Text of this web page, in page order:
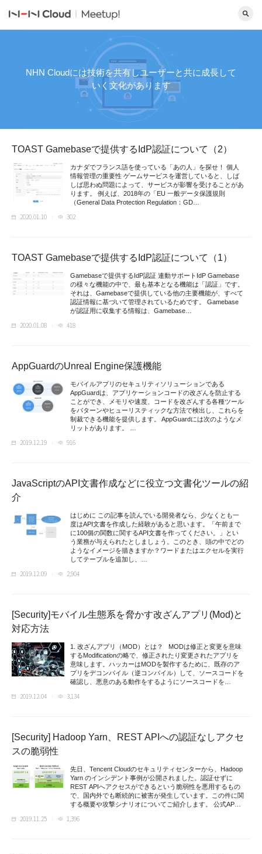
NHN Cloudには技術を共有しユーザーと共に成長して
いく文化があります
TOAST Gamebaseで提供するIdP認証について（2）
カナダでフランス語を使っている「あの人」を探せ！ 個人
情報管理の重要性 ゲームサービスを運営していると、しば
しば思わぬ問題によって、サービスが影響を受けることがあ
ります。 例えば、2018年の「EU 一般データ保護規則
（General Data Protection Regulation：GD…
2020.01.10 302
TOAST Gamebaseで提供するIdP認証について（1）
Gamebaseで提供するIdP認証 連動サポートIdP Gamebase
の様々な機能の中で、最も基本となる機能は「認証」です。
それは、Gamebaseで提供している他の主要機能が、すべて
認証情報に基づいて管理されているためです。 Gamebase
が認証用に収集する情報は、Gamebase…
2020.01.08 418
AppGuardのUnreal Engine保護機能
モバイルアプリのセキュリティソリューションである
AppGuardは、アプリケーションコードの改ざんを防止する
ことができ、メモリや速度、コードを改ざんする各種ツール
をパターンやヒューリスティックな方法で検出し、これらを
制裁できる機能を提供します。 AppGuardには次のようなメ
リットがあります。 …
2019.12.19 916
JavaScriptのAPI文書作成などに役立つ文書化ツールの紹
介
はじめに この記事を読んでいる開発者なら、少なくとも一
度はAPI文書を作成した経験があると思います。「午前まで
に100個の関数に関するAPI文書を作ってください。」とい
う業務が与えられたとしましょう。このとき、頭の中でどの
ようなイメージを描きますか？ワードまたはエクセルを実行
してテーブルを追加し、…
2019.12.09 2,904
[Security]モバイル生態系を脅かす改ざんアプリ(Mod)と
対応方法
1. 改ざんアプリ（MOD）とは？ MODは修正と変更を意味
するModificationの略で、修正されたり変更されたアプリを
意味します。ハッカーはMODを製作するために、既存のア
プリをデコンパイル（逆コンパイル）して、ソースコードを
確認し、悪意のある動作をするようにソースコードを…
2019.12.04 3,134
[Security] Hadoop Yarn、REST APIへの認証なしアクセ
スの脆弱性
先日、Tencent Cloudのセキュリティセンターから、Hadoop
Yarn のインシデント事例が公開されました。認証せずに
REST APIへアクセスができるという脆弱性を悪用するもの
で、国内外でも断続的に被害が発生しています。この件に関
する概要や攻撃シナリオについてご紹介します。 公式AP…
2019.11.25 1,396